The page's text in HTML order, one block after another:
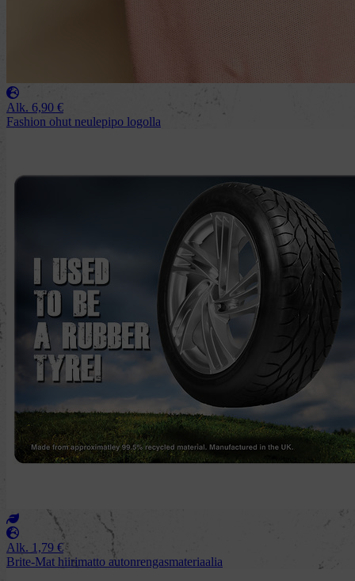
Alk. 6,90 €
Fashion ohut neulepipo logolla
Alk. 1,79 €
Brite-Mat hiirimatto autonrengasmateriaalia